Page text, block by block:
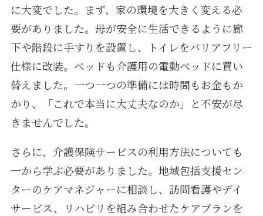
に大変でした。まず、家の環境を大きく変える必
要がありました。母が安全に生活できるように廊
下や階段に手すりを設置し、トイレをバリアフリー
仕様に改装。ベッドも介護用の電動ベッドに買い
替えました。一つ一つの準備には時間もお金もか
かり、「これで本当に大丈夫なのか」と不安が尽
きませんでした。
さらに、介護保険サービスの利用方法についても
一から学ぶ必要がありました。地域包括支援セン
ターのケアマネジャーに相談し、訪問看護やデイ
サービス、リハビリを組み合わせたケアプランを